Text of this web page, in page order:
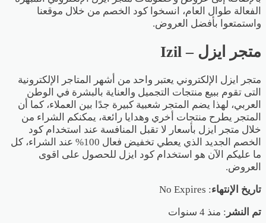
الفعالة طوال العام، انسخوا كود الخصم من خلال موقعنا
واستمتعوا بأفضل العروض.
متجر ايزل – Izil
متجر ايزل الإلكتروني يعتبر واحد من أشهر المتاجر الإلكترونية
التى تقوم ببيع منتجات التجميل والعناية بالبشرة في الوطن
العربي، لهذا يضم المتجر شعبية كبيرة جدًا بين العملاء، كما أن
المتجر يطرح منتجات أخري وهدايا رائعة، يمكنكم الشراء من
خلال متجر ايزل بأسعار لا تقبل المنافسة عند استخدام كود
الخصم الجديد الذي يعطي تخفيض فعال 100% عند الشراء، كل
ما عليكم الآن هو استخدام كود ايزل للحصول على اقوى
العروض.
تاريخ الإنتهاء: No Expires
تم النشر : منذ 4 سنوات